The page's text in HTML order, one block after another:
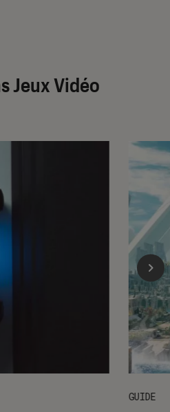
Jeux Vidéo
GUIDE